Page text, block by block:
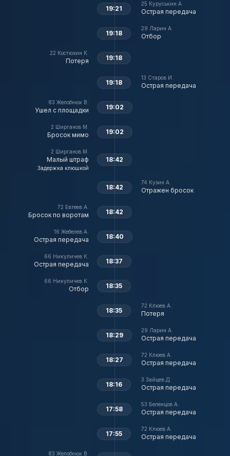
25 Куруськин А.
Острая передача
19:21
29 Ларин А.
Отбор
19:18
22 Костюхин К.
Потеря 19:18
13 Старов И.
Острая передача
19:18
83 Желобнюк В.
Ушел с площадки 19:02
2 Ширганов М.
Бросок мимо 19:02
2 Ширганов М.
Малый штраф
Задержка клюшкой
18:42
74 Кузин А.
Отражен бросок
18:42
72 Евтеев А.
Бросок по воротам 18:42
16 Жебелев А.
Острая передача 18:40
66 Никуличев К.
Острая передача 18:37
66 Никуличев К.
Отбор 18:35
72 Клюев А.
Потеря
18:35
29 Ларин А.
Острая передача
18:29
72 Клюев А.
Острая передача
18:27
3 Зайцев Д.
Острая передача
18:16
53 Беленцов А.
Острая передача
17:58
72 Клюев А.
Острая передача
17:55
83 Желобнюк В.